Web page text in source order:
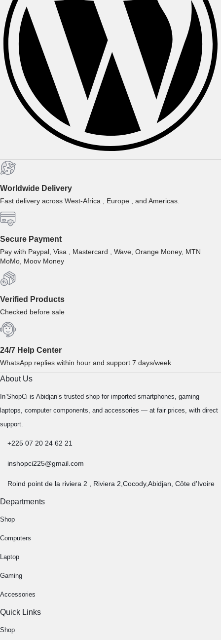
Worldwide Delivery
Fast delivery across West-Africa , Europe , and Americas.
Secure Payment
Pay with Paypal, Visa , Mastercard , Wave, Orange Money, MTN
MoMo, Moov Money
Verified Products
Checked before sale
24/7 Help Center
WhatsApp replies within hour and support 7 days/week
About Us
In’ShopCi is Abidjan’s trusted shop for imported smartphones, gaming
laptops, computer components, and accessories — at fair prices, with direct
support.
+225 07 20 24 62 21
inshopci225@gmail.com
Roind point de la riviera 2 , Riviera 2,Cocody,Abidjan, Côte d'Ivoire
Departments
Shop
Computers
Laptop
Gaming
Accessories
Quick Links
Shop